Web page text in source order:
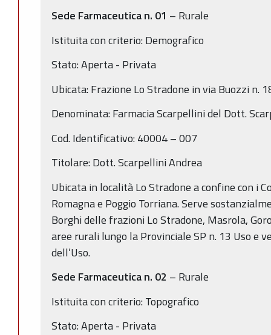
Sede Farmaceutica n. 01 – Rurale
Istituita con criterio: Demografico
Stato: Aperta - Privata
Ubicata: Frazione Lo Stradone in via Buozzi n.
Denominata: Farmacia Scarpellini del Dott.
Cod. Identificativo: 40004 – 007
Titolare: Dott. Scarpellini Andrea
Ubicata in località Lo Stradone a confine con i
Romagna e Poggio Torriana. Serve
Borghi delle frazioni Lo Stradone, Masrola,
aree rurali lungo la Provinciale SP n. 13 Uso e
dell’Uso.
Sede Farmaceutica n. 02 – Rurale
Istituita con criterio: Topografico
Stato: Aperta - Privata